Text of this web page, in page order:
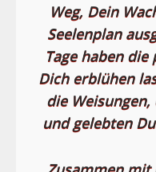
Weg, Dein
Seelenplan
Tage haben die
Dich erblühen
die
und gelebten